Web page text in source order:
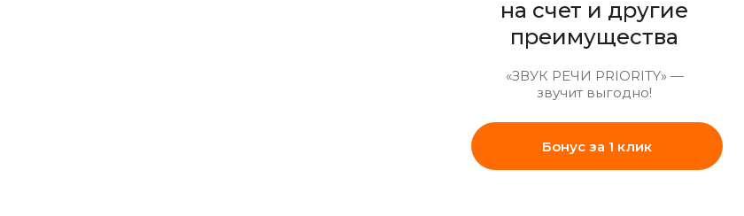
Бонус за 1 клик
на счет и другие
преимущества
«ЗВУК РЕЧИ PRIORITY» —
звучит выгодно!